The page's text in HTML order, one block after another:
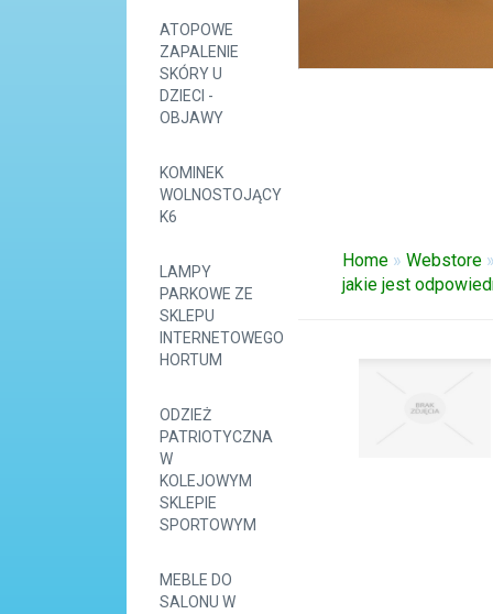
ATOPOWE
ZAPALENIE
SKÓRY U
DZIECI -
OBJAWY
KOMINEK
WOLNOSTOJĄCY
K6
LAMPY
PARKOWE ZE
SKLEPU
INTERNETOWEGO
HORTUM
ODZIEŻ
PATRIOTYCZNA
W
KOLEJOWYM
SKLEPIE
SPORTOWYM
MEBLE DO
SALONU W
Home »Webstore
jakie jest